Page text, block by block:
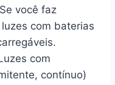
Se você faz
com baterias
com
contínuo)